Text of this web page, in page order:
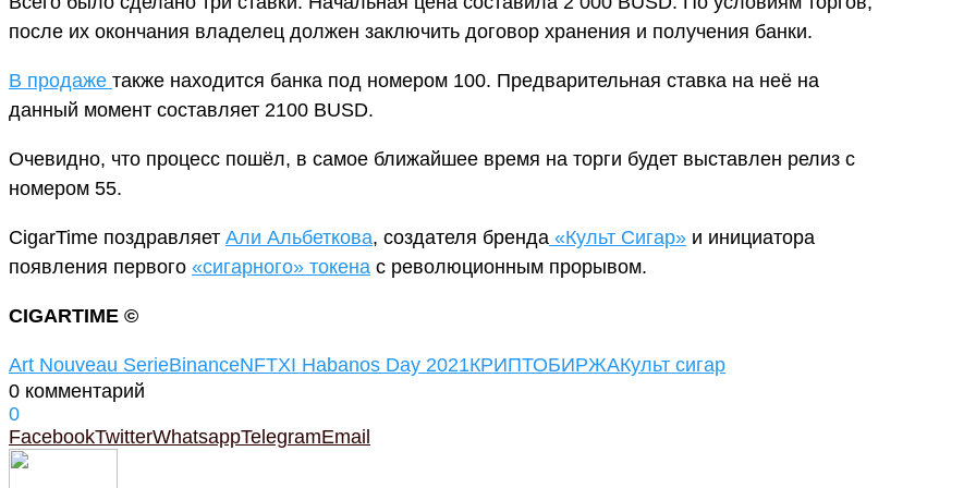
после их окончания владелец должен заключить договор хранения и получения банки.
В продаже также находится банка под номером 100. Предварительная ставка на неё на
данный момент составляет 2100 BUSD.
Очевидно, что процесс пошёл, в самое ближайшее время на торги будет выставлен релиз с
номером 55.
CigarTime поздравляет Али Альбеткова, создателя бренда «Культ Сигар» и инициатора
появления первого «сигарного» токена с революционным прорывом.
CIGARTIME ©
Art Nouveau SerieBinanceNFTXI Habanos Day 2021КРИПТОБИРЖАКульт сигар
0 комментарий
0
FacebookTwitterWhatsappTelegramEmail